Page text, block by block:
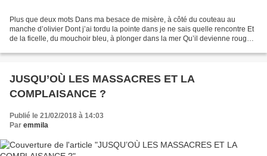
Plus que deux mots Dans ma besace de misère, à côté du couteau au
manche d’olivier Dont j’ai tordu la pointe dans je ne sais quelle rencontre Et
de la ficelle, du mouchoir bleu, à plonger dans la mer Qu’il devienne rouge
JUSQU’OÙ LES MASSACRES ET LA
COMPLAISANCE ?
Publié le 21/02/2018 à 14:03
Par emmila